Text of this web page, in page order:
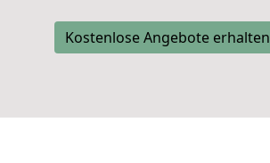
Kostenlose Angebote erhalten